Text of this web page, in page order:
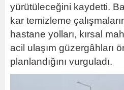
yürütüleceğini kaydetti.
kar temizleme
hastane yolları, kırsal
acil ulaşım güzergâhları
planlandığını vurguladı.